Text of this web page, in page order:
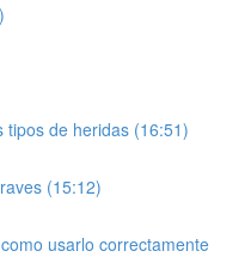
de heridas (16:51)
(15:12)
usarlo correctamente